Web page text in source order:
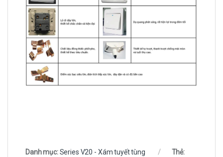
Danh mục:Series V20 - Xám tuyết tùng
Thẻ: